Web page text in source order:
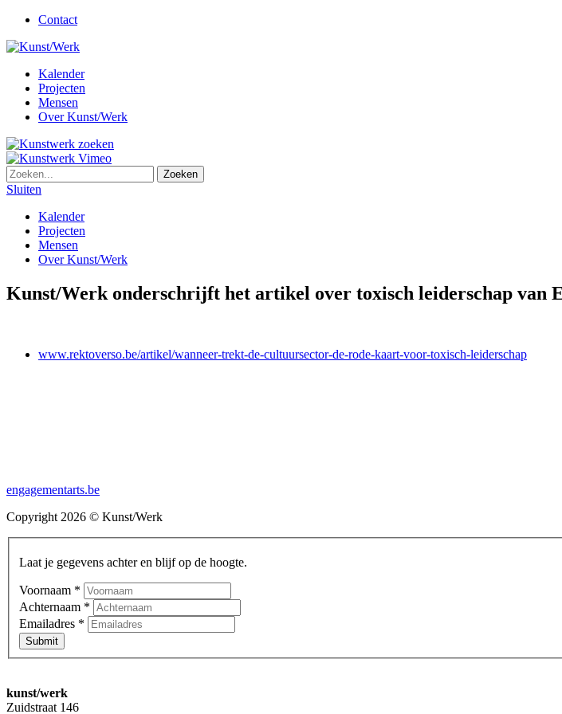
Contact
Kalender
Projecten
Mensen
Over Kunst/Werk
Sluiten
Kalender
Projecten
Mensen
Over Kunst/Werk
Kunst/Werk onderschrijft het artikel over toxisch leiderschap van
www.rektoverso.be/artikel/wanneer-trekt-de-cultuursector-de-rode-kaart-voor-toxisch-leiderschap
engagementarts.be
Copyright 2026 © Kunst/Werk
Laat je gegevens achter en blijf op de hoogte.
Voornaam *
Achternaam *
Emailadres *
Submit
kunst/werk
Zuidstraat 146